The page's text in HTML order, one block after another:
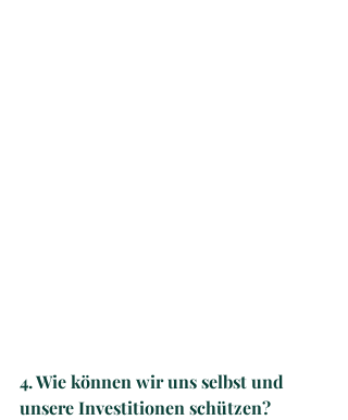
4. Wie können wir uns selbst und
unsere Investitionen schützen?